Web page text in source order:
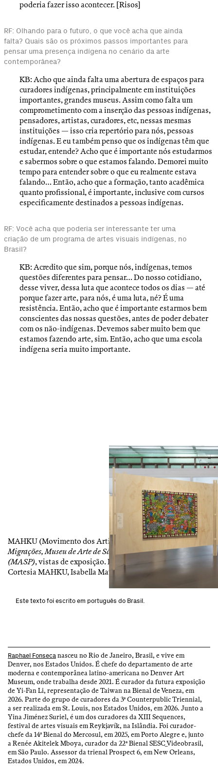
poderia fazer isso acontecer. [Risos]
RF: Olhando para o futuro, o que você acha que ainda
falta? Quais são os próximos passos importantes para
pensar uma presença indígena no cenário da arte
contemporânea?
KB: Acho que ainda falta uma abertura de espaços para
curadores indígenas, principalmente em instituições
importantes, grandes museus. Assim como falta um
comprometimento com a inserção das pessoas indígenas,
pensadores, artistas, curadores, etc, nessas mesmas
instituições — isso cria repertório para nós, pessoas
indígenas. E eu também penso que os indígenas têm que
estudar, entende? Acho que é importante nós estudarmos
e sabermos sobre o que estamos falando. Demorei muito
tempo para entender sobre o que eu realmente estava
falando… Então, acho que a formação, tanto acadêmica
quanto profissional, é importante, inclusive com cursos
especificamente destinados a pessoas indígenas.
RF: Você acha que poderia ser interessante ter uma
criação de um programa de artes visuais indígenas, no
Brasil?
KB: Acredito que sim, porque nós, indígenas, temos
questões diferentes para pensar… Do nosso cotidiano,
desse viver, dessa luta que acontece todos os dias — até
porque fazer arte, para nós, é uma luta, né? É uma
resistência. Então, acho que é importante estarmos bem
conscientes das nossas questões, antes de poder debater
com os não-indígenas. Devemos saber muito bem que
estamos fazendo arte, sim. Então, acho que uma escola
indígena seria muito importante.
6
MAHKU (Movimento dos Artistas Huni Kuin) —MAHKU:
Migrações, Museu de Arte de São Paulo Assis Chateaubriand
(MASP), vistas de exposição. Fotos: Isabella Matheus.
Cortesia MAHKU, Isabella Matheus e MASP.
Este texto foi escrito em português do Brasil.
Raphael Fonseca nasceu no Rio de Janeiro, Brasil, e vive em
Denver, nos Estados Unidos. É chefe do departamento de arte
moderna e contemporânea latino-americana no Denver Art
Museum, onde trabalha desde 2021. É curador da futura exposição
de Yi-Fan Li, representação de Taiwan na Bienal de Veneza, em
2026. Parte do grupo de curadores da 3ª Counterpublic Triennial,
a ser realizada em St. Louis, nos Estados Unidos, em 2026. Junto a
Yina Jiménez Suriel, é um dos curadores da XIII Sequences,
festival de artes visuais em Reykjavík, na Islândia. Foi curador-
chefe da 14ª Bienal do Mercosul, em 2025, em Porto Alegre e, junto
a Renée Akitelek Mboya, curador da 22ª Bienal SESC_Videobrasil,
em São Paulo. Assessor da trienal Prospect 6, em New Orleans,
Estados Unidos, em 2024.